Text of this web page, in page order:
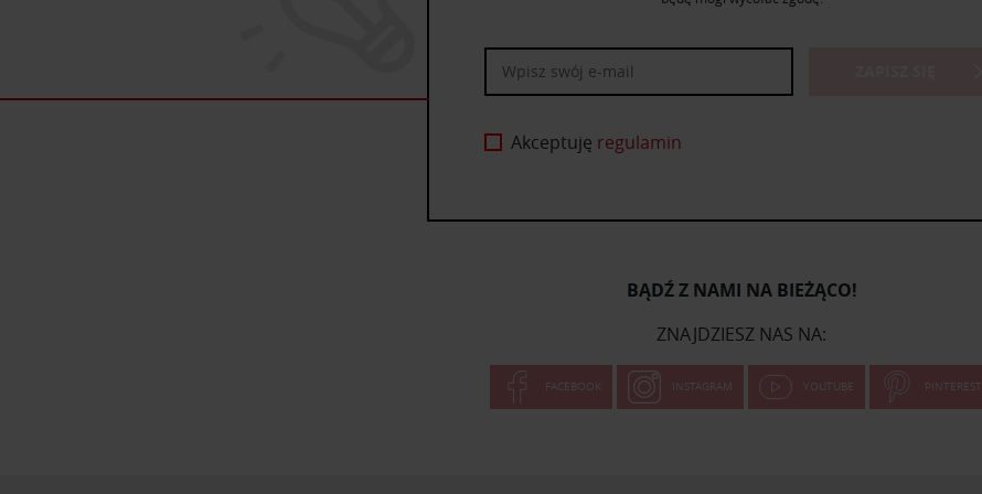
Akceptuję regulamin
BĄDŹ Z NAMI NA BIEŻĄCO!
ZNAJDZIESZ NAS NA:
FACEBOOK INSTAGRAM YOUTUBE PINTEREST